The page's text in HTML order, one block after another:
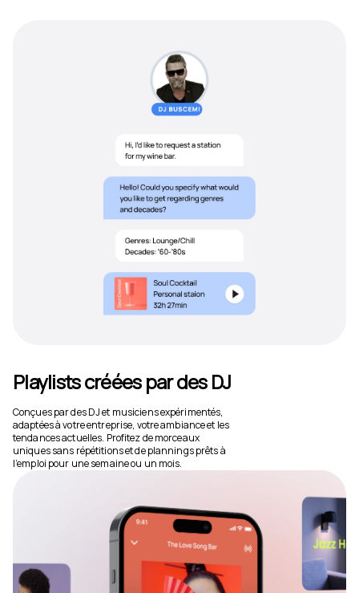
Playlists créées par des DJ
Conçues par des DJ et musiciens expérimentés,
adaptées à votre entreprise, votre ambiance et les
tendances actuelles. Profitez de morceaux
uniques sans répétitions et de plannings prêts à
l’emploi pour une semaine ou un mois.